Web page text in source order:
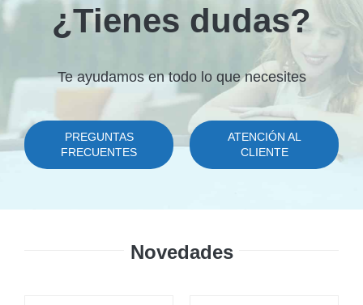
¿Tienes dudas?
Te ayudamos en todo lo que necesites
PREGUNTAS
FRECUENTES
ATENCIÓN AL
CLIENTE
Novedades